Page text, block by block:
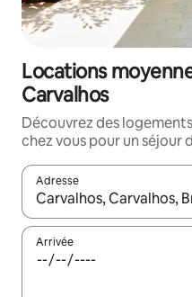
Locations
Carvalhos
Découvrez des
chez vous pour un séjour
Adresse
Lorsque les résultats
Arrivée